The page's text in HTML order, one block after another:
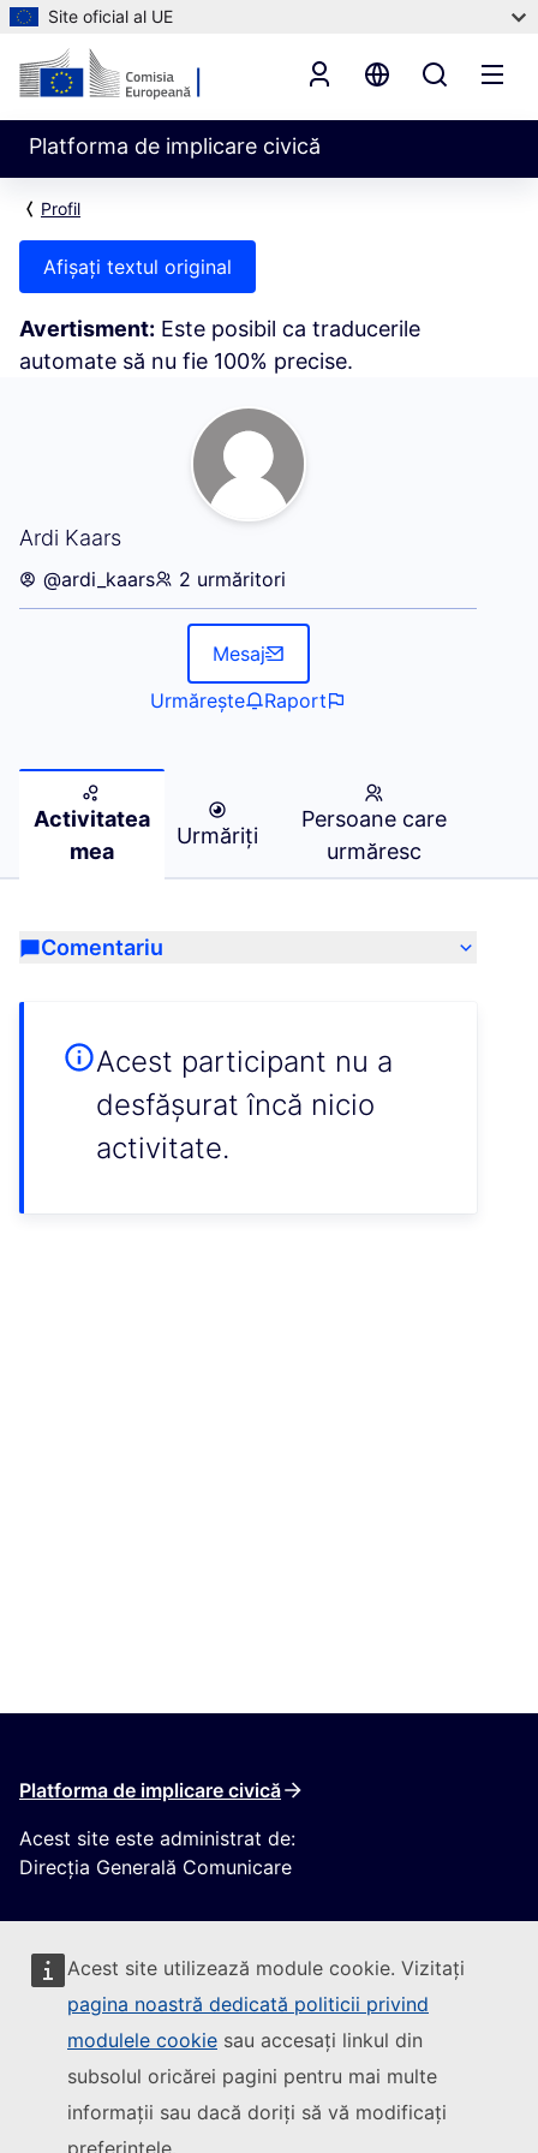
Site oficial al UE
Acest site utilizează module cookie. Vizitați
pagina noastră dedicată politicii privind
modulele cookie sau accesați linkul din
subsolul oricărei pagini pentru mai multe
informații sau dacă doriți să vă modificați
preferințele.
Platforma de implicare civică
Profil
Afișați textul original
Avertisment: Este posibil ca traducerile
automate să nu fie 100% precise.
Ardi Kaars
Activitatea mea (Ardi Kaars)
@ardi_kaars 2 urmăritori
Mesaj
Urmărește
Raport
Activitatea
mea
Urmăriți
Persoane care
urmăresc
Comentariu
Acest participant nu a
desfășurat încă nicio
activitate.
Platforma de implicare civică
Acest site este administrat de:
Direcția Generală Comunicare
Urmăriți Comisia Europeană
Contactați-ne(Link extern)